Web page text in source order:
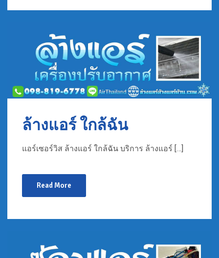
ล้างแอร์ ใกล้ฉัน
แอร์เซอร์วิส ล้างแอร์ ใกล้ฉัน บริการ ล้างแอร์ […]
Read More